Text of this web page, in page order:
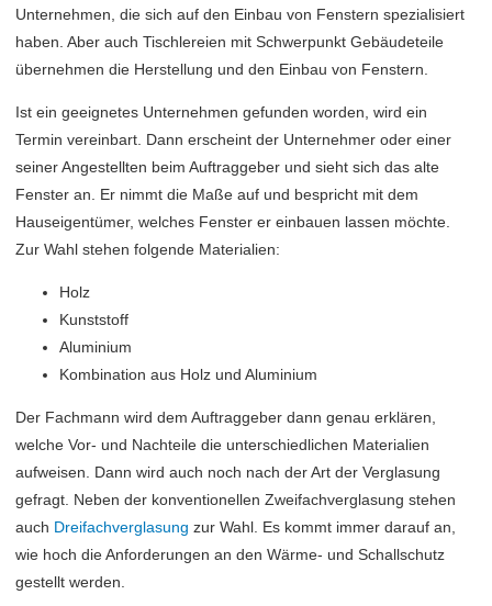
Unternehmen, die sich auf den Einbau von Fenstern spezialisiert
haben. Aber auch Tischlereien mit Schwerpunkt Gebäudeteile
übernehmen die Herstellung und den Einbau von Fenstern.
Ist ein geeignetes Unternehmen gefunden worden, wird ein
Termin vereinbart. Dann erscheint der Unternehmer oder einer
seiner Angestellten beim Auftraggeber und sieht sich das alte
Fenster an. Er nimmt die Maße auf und bespricht mit dem
Hauseigentümer, welches Fenster er einbauen lassen möchte.
Zur Wahl stehen folgende Materialien:
Holz
Kunststoff
Aluminium
Kombination aus Holz und Aluminium
Der Fachmann wird dem Auftraggeber dann genau erklären,
welche Vor- und Nachteile die unterschiedlichen Materialien
aufweisen. Dann wird auch noch nach der Art der Verglasung
gefragt. Neben der konventionellen Zweifachverglasung stehen
auch Dreifachverglasung zur Wahl. Es kommt immer darauf an,
wie hoch die Anforderungen an den Wärme- und Schallschutz
gestellt werden.